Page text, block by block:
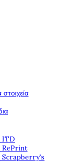
ITD
RePrint
Scrapberry's